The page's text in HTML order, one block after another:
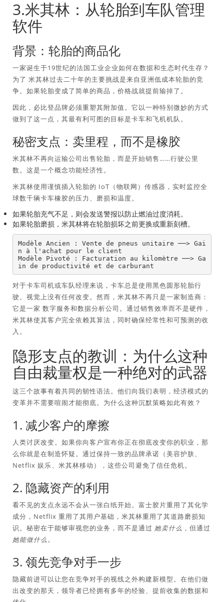
3.米其林：从轮胎到车队管理
软件
背景：轮胎的商品化
一家诞生于19世纪的法国工业企业如何在数据和生态时代生存？
为了 米其林过去二十年的主要挑战是来自亚洲低成本轮胎的竞
争。如果轮胎变成了简单的商品，价格战就提前输掉了。
因此，必比登品牌必须重塑其附加值。它以一种特别微妙的方式
做到了这一点，其最有利可图的目标是卡车和飞机机队。
秘密支点：卖里程，而不是橡胶
米其林不再向运输公司出售轮胎，而是开始销售……行驶公里
数。这是一个概念功能经济性。
米其林使用谨慎插入轮胎的 IoT（物联网）传感器，实时监控全
球数千辆卡车橡胶的压力、磨损和温度。
如果轮胎充气不足，则会发送警报以防止燃油过度消耗。
如果轮胎磨损，米其林将在轮胎损坏之前更换或重新刻槽。
Modèle Ancien : Vente de pneus unitaire ──> Gai
n à l'achat pour le client
Modèle Pivoté : Facturation au kilomètre ──> Ga
对于卡车司机或车队经理来说，卡车总是使用黑色圆形轮胎行
驶。视觉上没有任何改变。然而，米其林不再只是一家制造商：
它是一家 数字服务和数据分析公司 。通过销售效率而不是硬件，
米其林使其客户完全依赖其算法，同时确保经常性和可预测的收
入。
隐形支点的教训：为什么这种
自由裁量权是一种绝对的武器
这三个故事有着共同的韧性语法。他们向我们表明，经济模式的
变革并不需要喧闹才能彻底。为什么这种沉默策略如此有效？
1. 减少客户的摩擦
人类讨厌改变。如果你向客户宣布你正在彻底改变你的职业，那
么你就是在制造怀疑。通过保持一致的品牌承诺（美容护肤、
Netflix 娱乐、米其林移动），这些公司避免了信任危机。
2. 隐藏资产的利用
看不见的支点永远不会从一张白纸开始。富士胶片重用了其化学
成分，Netflix 重用了其用户基础，米其林重用了其道路磨损知
识。秘密在于能够审视您的业务，而不是通过 她卖什么 ，但通过
她能做什么。
3. 领先竞争对手一步
隐藏前进可以让您在竞争对手的视线之外构建新模型。在他们做
出改变的那天，领导者已经拥有多年的经验、提前收集的数据和